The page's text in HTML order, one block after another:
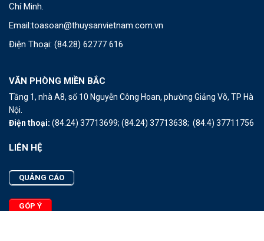
Chí Minh.
Email:toasoan@thuysanvietnam.com.vn
Điện Thoại: (84.28) 62777 616
VĂN PHÒNG MIỀN BẮC
Tầng 1, nhà A8, số 10 Nguyễn Công Hoan, phường Giảng Võ, TP Hà
Nội.
Điện thoại: (84.24) 37713699; (84.24) 37713638; (84.4) 37711756
LIÊN HỆ
QUẢNG CÁO
GÓP Ý